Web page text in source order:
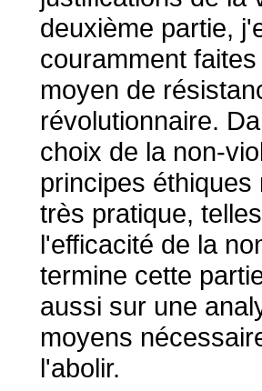
deuxième partie,
couramment
moyen de
révolutionnaire.
choix de la non-
principes
très pratique,
l'efficacité de la
termine cette
aussi sur une
moyens
l'abolir.